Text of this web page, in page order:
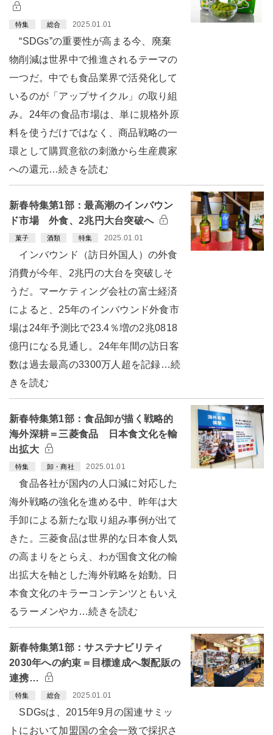
特集 総合 2025.01.01
“SDGs”の重要性が高まる今、廃棄
物削減は世界中で推進されるテーマの
一つだ。中でも食品業界で活発化して
いるのが「アップサイクル」の取り組
み。24年の食品市場は、単に規格外原
料を使うだけではなく、商品戦略の一
環として購買意欲の刺激から生産農家
への還元…続きを読む
新春特集第1部：最高潮のインバウン
ド市場 外食、2兆円大台突破へ
菓子 酒類 特集 2025.01.01
インバウンド（訪日外国人）の外食
消費が今年、2兆円の大台を突破しそ
うだ。マーケティング会社の富士経済
によると、25年のインバウンド外食市
場は24年予測比で23.4％増の2兆0818
億円になる見通し。24年年間の訪日客
数は過去最高の3300万人超を記録…続
きを読む
新春特集第1部：食品卸が描く戦略的
海外深耕＝三菱食品 日本食文化を輸
出拡大
特集 卸・商社 2025.01.01
食品各社が国内の人口減に対応した
海外戦略の強化を進める中、昨年は大
手卸による新たな取り組み事例が出て
きた。三菱食品は世界的な日本食人気
の高まりをとらえ、わが国食文化の輸
出拡大を軸とした海外戦略を始動。日
本食文化のキラーコンテンツともいえ
るラーメンやカ…続きを読む
新春特集第1部：サステナビリティ
2030年への約束＝目標達成へ製配販の
連携…
特集 総合 2025.01.01
SDGsは、2015年9月の国連サミッ
トにおいて加盟国の全会一致で採択さ